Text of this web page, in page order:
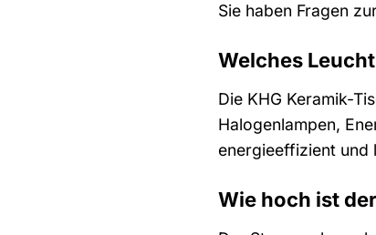
Sie haben Fragen
Welches
Die KHG Keramik-
Halogenlampen,
energieeffizient und
Wie hoch ist